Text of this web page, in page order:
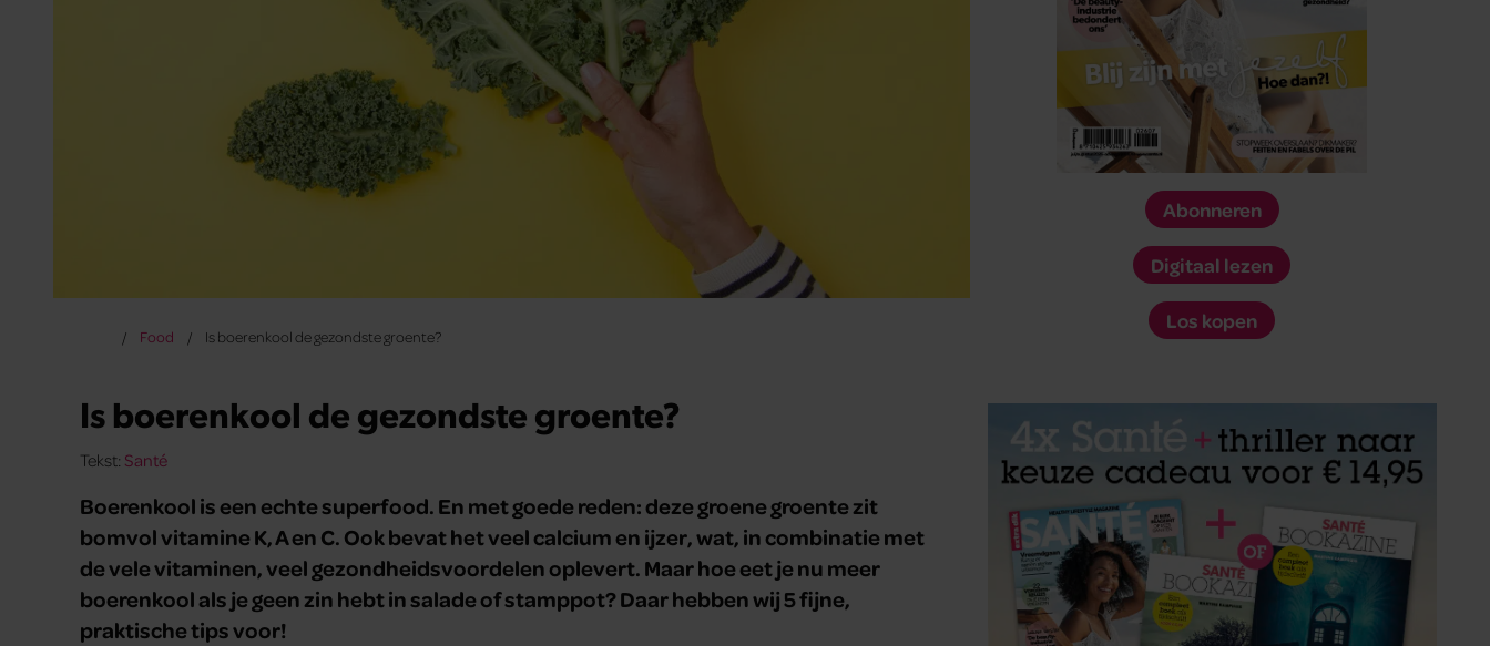
Food Is boerenkool de gezondste groente?
Is boerenkool de gezondste groente?
Tekst: Santé
Boerenkool is een echte superfood. En met goede reden: deze groene groente zit
bomvol vitamine K, A en C. Ook bevat het veel calcium en ijzer, wat, in combinatie met
de vele vitaminen, veel gezondheidsvoordelen oplevert. Maar hoe eet je nu meer
boerenkool als je geen zin hebt in salade of stamppot? Daar hebben wij 5 fijne,
praktische tips voor!
Abonneren
Digitaal lezen
Los kopen